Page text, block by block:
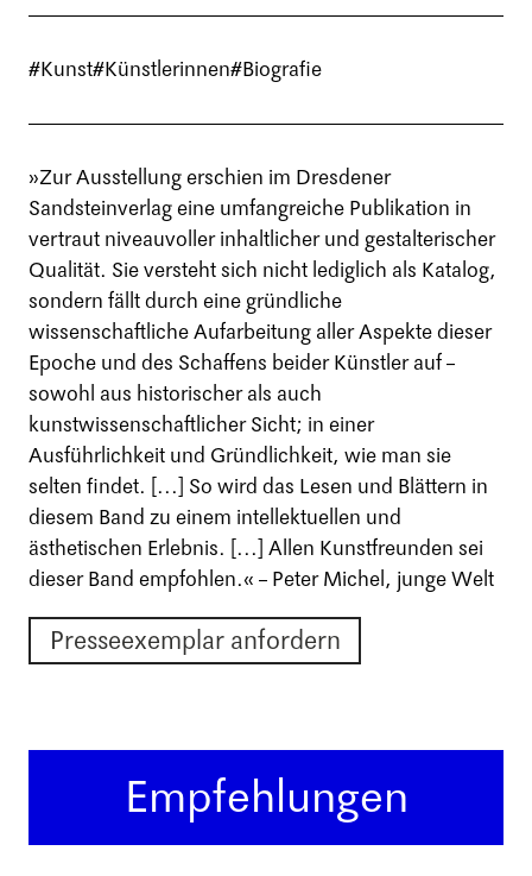
#Kunst#Künstlerinnen#Biografie
»Zur Ausstellung erschien im Dresdener
Sandsteinverlag eine umfangreiche Publikation in
vertraut niveauvoller inhaltlicher und gestalterischer
Qualität. Sie versteht sich nicht lediglich als Katalog,
sondern fällt durch eine gründliche
wissenschaftliche Aufarbeitung aller Aspekte dieser
Epoche und des Schaffens beider Künstler auf –
sowohl aus historischer als auch
kunstwissenschaftlicher Sicht; in einer
Ausführlichkeit und Gründlichkeit, wie man sie
selten findet. [...] So wird das Lesen und Blättern in
diesem Band zu einem intellektuellen und
ästhetischen Erlebnis. [...] Allen Kunstfreunden sei
dieser Band empfohlen.« – Peter Michel, junge Welt
Presseexemplar anfordern
Empfehlungen